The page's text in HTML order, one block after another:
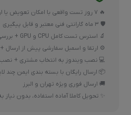
🔥 7 روز تست واقعی با امکان تعویض یا ارتقا مدل
🛡 3 ماه گارانتی فنی معتبر و قابل پیگیری
🔬 استرس تست کامل CPU و GPU + بررسی سلامت SSD و باتری
⚙ ارتقا و اسمبل سفارشی پیش از ارسال
💻 نصب ویندوز به انتخاب مشتری + نصب
📦 ارسال رایگان با بسته بندی ایمن چند
🚚 ارسال فوری ویژه تهران و البرز
✨ تحویل کاملا آماده استفاده، بدون نیاز